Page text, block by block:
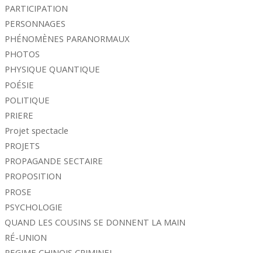
PARTICIPATION
PERSONNAGES
PHÉNOMÈNES PARANORMAUX
PHOTOS
PHYSIQUE QUANTIQUE
POÉSIE
POLITIQUE
PRIERE
Projet spectacle
PROJETS
PROPAGANDE SECTAIRE
PROPOSITION
PROSE
PSYCHOLOGIE
QUAND LES COUSINS SE DONNENT LA MAIN
RÉ-UNION